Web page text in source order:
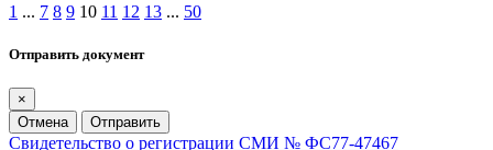
1 ... 7 8 9 10 11 12 13 ... 50
Отправить документ
×
Отмена
Отправить
Свидетельство о регистрации СМИ № ФС77-47467